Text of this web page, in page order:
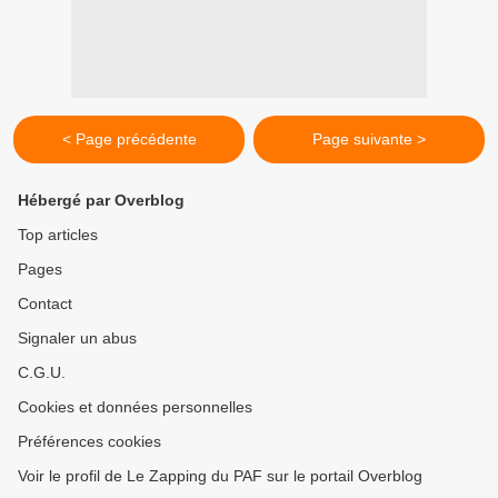
< Page précédente Page suivante >
Hébergé par Overblog
Top articles
Pages
Contact
Signaler un abus
C.G.U.
Cookies et données personnelles
Préférences cookies
Voir le profil de Le Zapping du PAF sur le portail Overblog